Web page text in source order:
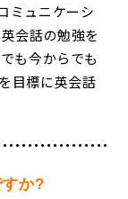
ミュニケーシ
会話の勉強を
も今からでも
目標に英会話
か?